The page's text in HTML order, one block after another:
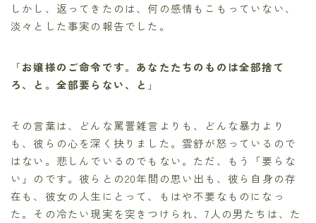
しかし、返ってきたのは、何の感情もこもっていない、
淡々とした事実の報告でした。
「お嬢様のご命令です。あなたたちのものは全部捨て
ろ、と。全部要らない、と 」
その言葉は、どんな罵詈雑言よりも、どんな暴力より
も、彼らの心を深く抉りました。雲舒が怒っているので
はない。悲しんでいるのでもない。ただ、もう「要らな
い」のです。彼らとの20年間の思い出も、彼ら自身の存
在も、彼女の人生にとって、もはや不要なものになっ
た。その冷たい現実を突きつけられ、7人の男たちは、た